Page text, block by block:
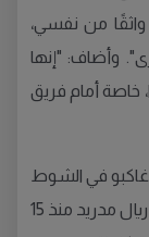
واثقًا من نفسي،
وأضاف: "إنها
خاصة أمام فريق
في الشوط
الثاني، نجح ليفربول في تحقيق أول فوز له على ريال مدريد منذ 15